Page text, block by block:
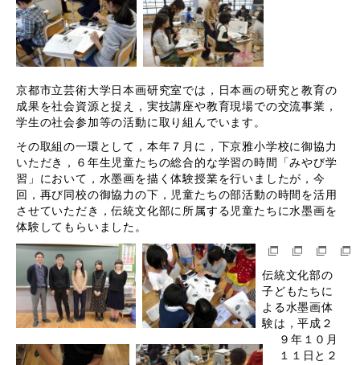
京都市立芸術大学日本画研究室では，日本画の研究と教育の
成果を社会資源と捉え，実技講座や教育現場での交流事業，
学生の社会参加等の活動に取り組んでいます。
その取組の一環として，本年７月に，下京雅小学校に御協力
いただき，６年生児童たちの総合的な学習の時間「みやび学
習」において，水墨画を描く体験授業を行いましたが，今
回，再び同校の御協力の下，児童たちの部活動の時間を活用
させていただき，伝統文化部に所属する児童たちに水墨画を
体験してもらいました。
伝統文化部の
子どもたちに
よる水墨画体
験は，平成２
９年１０月
１１日と２